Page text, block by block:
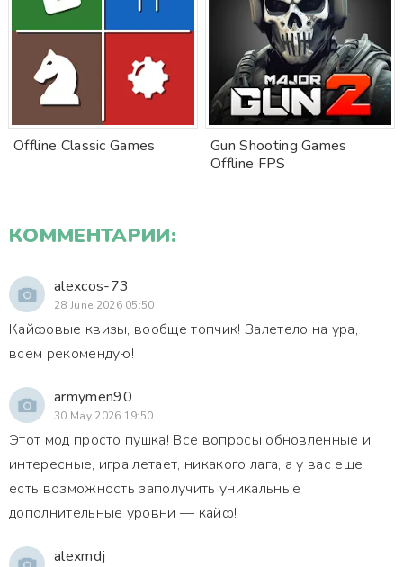
Offline Classic Games
Gun Shooting Games
Offline FPS
КОММЕНТАРИИ:
alexcos-73
28 June 2026 05:50
Кайфовые квизы, вообще топчик! Залетело на ура,
всем рекомендую!
armymen90
30 May 2026 19:50
Этот мод просто пушка! Все вопросы обновленные и
интересные, игра летает, никакого лага, а у вас еще
есть возможность заполучить уникальные
дополнительные уровни — кайф!
alexmdj